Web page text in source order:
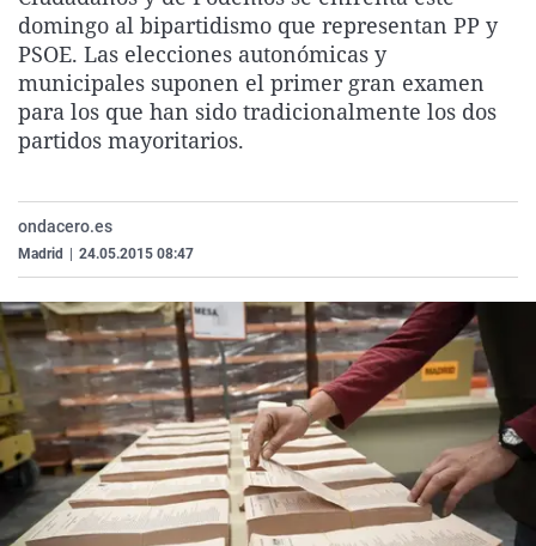
La rosa de los vientos
Gente viajera
Como el perro y el
Caso
Retornados
Equipo de
Extremadura
Galicia
La Rioja
Virales
Televisión
Elecciones
domingo al bipartidismo que representan PP y
PSOE. Las elecciones autonómicas y
municipales suponen el primer gran examen
para los que han sido tradicionalmente los dos
partidos mayoritarios.
ondacero.es
Madrid 24.05.2015 08:47